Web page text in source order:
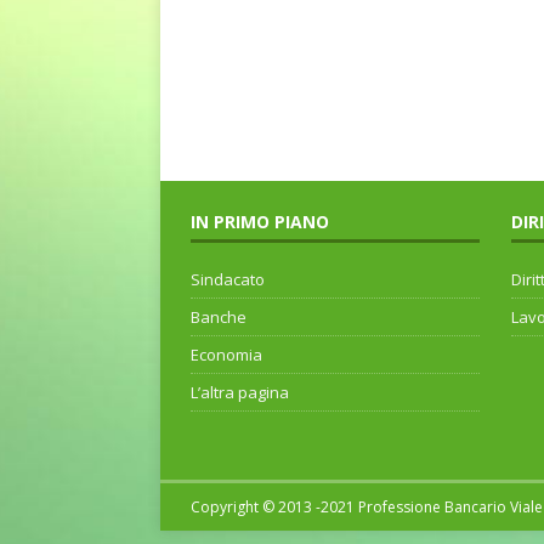
IN PRIMO PIANO
Sindacato
Banche
Economia
L’altra pagina
Copyright © 2013 -2021 Professione Bancario